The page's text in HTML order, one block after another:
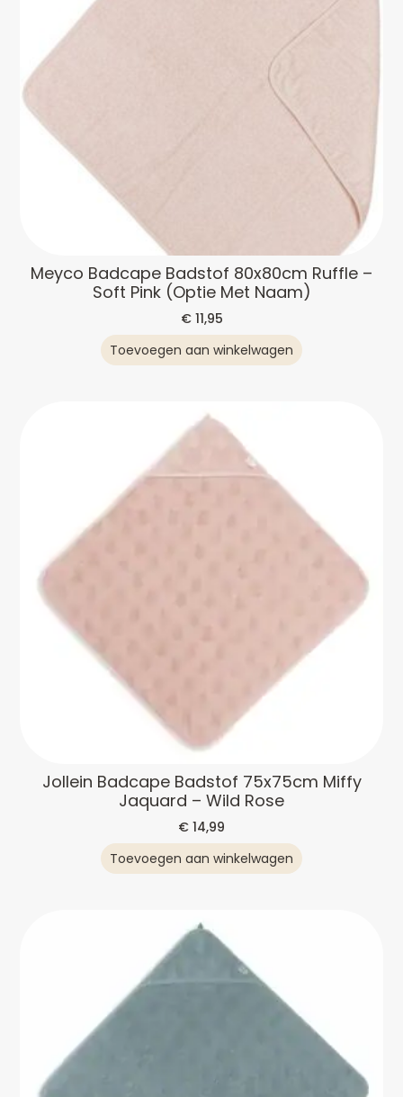
Meyco Badcape Badstof 80x80cm Ruffle –
Soft Pink (optie Met Naam)
€11,95
Toevoegen aan winkelwagen
Jollein Badcape Badstof 75x75cm Miffy
Jaquard – Wild Rose
€ 14,99
Toevoegen aan winkelwagen